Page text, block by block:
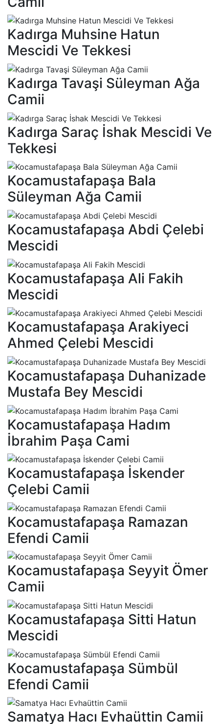
Kadırga Muhsine Hatun
Mescidi Ve Tekkesi
Kadırga Tavaşi Süleyman Ağa
Camii
Kadırga Saraç İshak Mescidi Ve
Tekkesi
Kocamustafapaşa Bala
Süleyman Ağa Camii
Kocamustafapaşa Abdi Çelebi
Mescidi
Kocamustafapaşa Ali Fakih
Mescidi
Kocamustafapaşa Arakiyeci
Ahmed Çelebi Mescidi
Kocamustafapaşa Duhanizade
Mustafa Bey Mescidi
Kocamustafapaşa Hadım
İbrahim Paşa Cami
Kocamustafapaşa İskender
Çelebi Camii
Kocamustafapaşa Ramazan
Efendi Camii
Kocamustafapaşa Seyyit Ömer
Camii
Kocamustafapaşa Sitti Hatun
Mescidi
Kocamustafapaşa Sümbül
Efendi Camii
Samatya Hacı Evhaüttin Camii